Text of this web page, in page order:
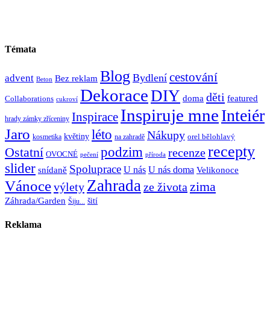
Témata
advent Beton Bez reklam Blog Bydlení cestování
Collaborations cukroví DekoraceDIY doma děti featured
hrady zámky zříceniny Inspirace Inspiruje mneInteiér
Jaro kosmetika květiny léto na zahradě Nákupy orel bělohlavý
Ostatní OVOCNÉ pečení podzim příroda recenzerecepty
slider snídaně Spoluprace U nás U nás doma Velikonoce
Vánocevýlety Zahradaze životazima
Záhrada/Garden Šiju... šití
Reklama